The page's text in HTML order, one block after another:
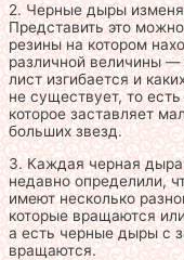
2. Черные дыры
Представить это
резины на котором
различной величины
лист изгибается и
не существует, то
которое заставляет
больших звезд.
3. Каждая черная
недавно определили,
имеют несколько
которые вращаются
а есть черные дыры с
вращаются.